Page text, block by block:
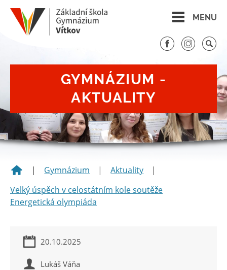
MENU
GYMNÁZIUM -
AKTUALITY
| Gymnázium | Aktuality
|
Velký úspěch v celostátním kole soutěže
Energetická olympiáda
20.10.2025
Lukáš Váňa